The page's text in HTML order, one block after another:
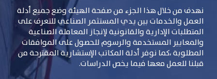
نهدف من خلال هذا الجزء من صفحة الهيئة وضع جميع أدلة
العمل والخدمات بين يدي المستثمر الصناعي للتعرف على
المتطلبات الإدارية والقانونية لإنجاز المعاملة الصناعية
والمعايير المستخدمة والرسوم للحصول على الموافقات
المطلوبة ،كما نوفر أدلة المكاتب الإستشارية المقترحة من
قبلنا للعمل معها فيما يخص الدراسات.